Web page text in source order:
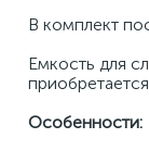
Емкость для
Особенности: